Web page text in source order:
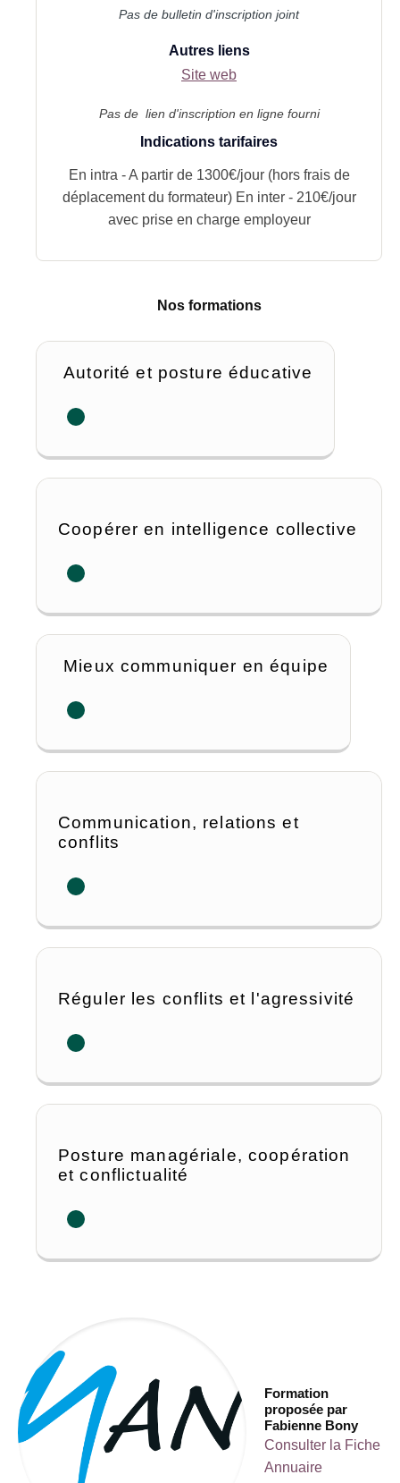
Pas de bulletin d'inscription joint
Autres liens
Site web
Pas de lien d'inscription en ligne fourni
Indications tarifaires
En intra - A partir de 1300€/jour (hors frais de
déplacement du formateur) En inter - 210€/jour
avec prise en charge employeur
Nos formations
Autorité et posture éducative
Coopérer en intelligence collective
Mieux communiquer en équipe
Communication, relations et
conflits
Réguler les conflits et l'agressivité
Posture managériale, coopération
et conflictualité
Formation
proposée par
Fabienne Bony
Consulter la Fiche
Annuaire